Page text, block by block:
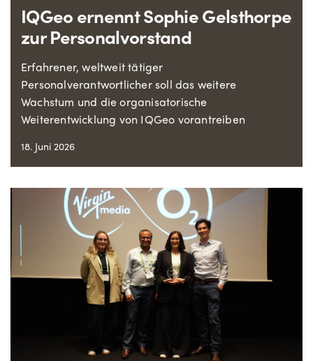
IQGeo ernennt Sophie Gelsthorpe
zur Personalvorstand
Erfahrener, weltweit tätiger
Personalverantwortlicher soll das weitere
Wachstum und die organisatorische
Weiterentwicklung von IQGeo vorantreiben
18. Juni 2026